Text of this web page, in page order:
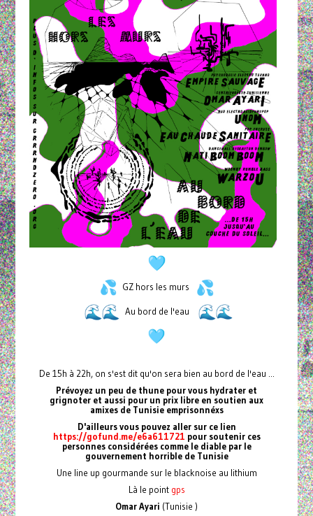
GZ hors les murs
Au bord de l'eau
De 15h à 22h, on s'est dit qu'on sera bien au bord de l'eau ...
Prévoyez un peu de thune pour vous hydrater et
grignoter et aussi pour un prix libre en soutien aux
amixes de Tunisie emprisonnéxs
D'ailleurs vous pouvez aller sur ce lien
https://gofund.me/e6a611721 pour soutenir ces
personnes considérées comme le diable par le
gouvernement horrible de Tunisie
Une line up gourmande sur le blacknoise au lithium
Là le pointgps
Omar Ayari (Tunisie )